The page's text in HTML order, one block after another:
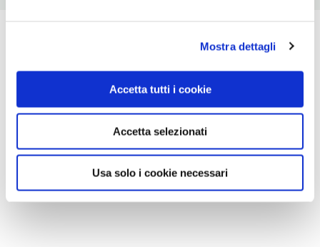
Mostra dettagli
Accetta tutti i cookie
Accetta selezionati
Usa solo i cookie necessari